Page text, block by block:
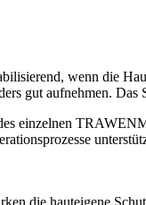
wenn die
gut aufnehmen.
die hauteigene